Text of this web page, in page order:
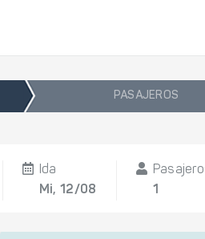
PASAJEROS
Ida
Mi, 12/08
1